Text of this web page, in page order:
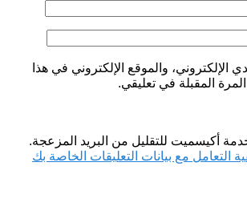
الإلكتروني، والموقع الإلكتروني في هذا
المقبلة في تعليقي.
أكيسميت للتقليل من البريد المزعجة.
التعامل مع بيانات التعليقات الخاصة بك